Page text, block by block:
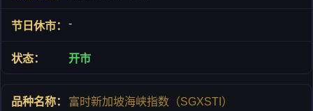
-
开市
富时新加坡海峡指数（SGXSTI）